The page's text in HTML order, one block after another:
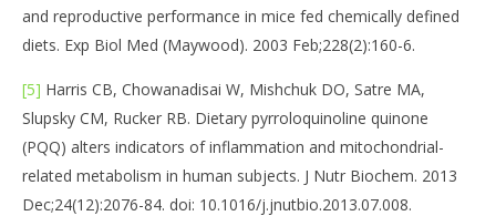
and reproductive performance in mice fed chemically defined
diets. Exp Biol Med (Maywood). 2003 Feb;228(2):160-6.
[5] Harris CB, Chowanadisai W, Mishchuk DO, Satre MA,
Slupsky CM, Rucker RB. Dietary pyrroloquinoline quinone
(PQQ) alters indicators of inflammation and mitochondrial-
related metabolism in human subjects. J Nutr Biochem. 2013
Dec;24(12):2076-84. doi: 10.1016/j.jnutbio.2013.07.008.